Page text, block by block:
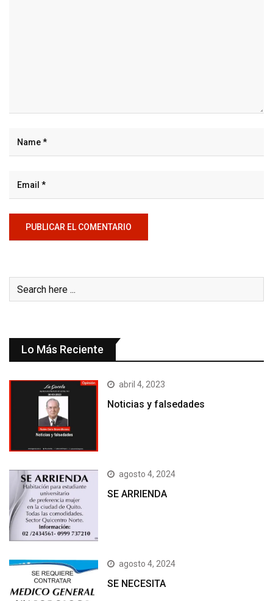
Lo Más Reciente
abril 4, 2023
Noticias y falsedades
agosto 4, 2024
SE ARRIENDA
agosto 4, 2024
SE NECESITA